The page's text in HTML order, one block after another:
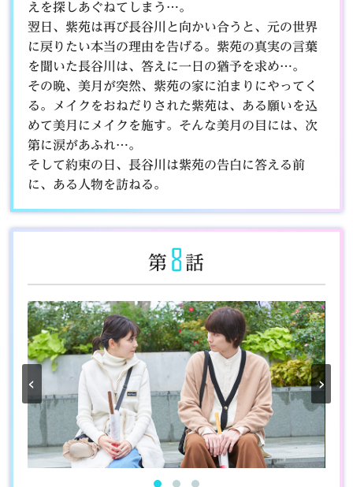
えを探しあぐねてしまう…。
翌日、紫苑は再び長谷川と向かい合うと、元の世界
に戻りたい本当の理由を告げる。紫苑の真実の言葉
を聞いた長谷川は、答えに一日の猶予を求め…。
その晩、美月が突然、紫苑の家に泊まりにやってく
る。メイクをおねだりされた紫苑は、ある願いを込
めて美月にメイクを施す。そんな美月の目には、次
第に涙があふれ…。
そして約束の日、長谷川は紫苑の告白に答える前
に、ある人物を訪ねる。
第 8 話
‹ ›